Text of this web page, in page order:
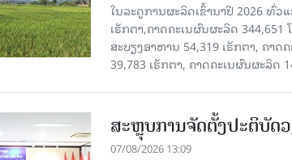
ໃນລະດູການຜະລິດເຂົ້ານາປີ 2026 ທົ່
ເຮັກຕາ,ຄາດຄະເນຜົນຜະລິດ
ສະບຽງອາຫານ 54,319 ເຮັກຕາ, ຄາ
39,783 ເຮັກຕາ, ຄາດຄະເນຜົນຜະລິດ
ສະຫຼຸບການຈັດຕັ້ງປະຕິບັດ
07/08/2026 13:09